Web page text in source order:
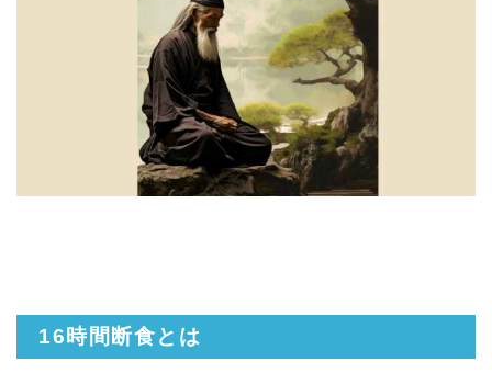
16時間断食とは